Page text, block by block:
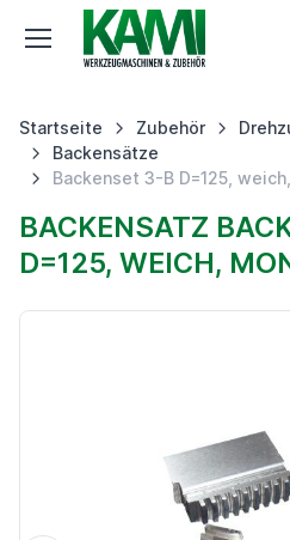
Startseite Zubehör
Backensätze
Backenset 3-B D=125,
BACKENSATZ
D=125, WEICH,